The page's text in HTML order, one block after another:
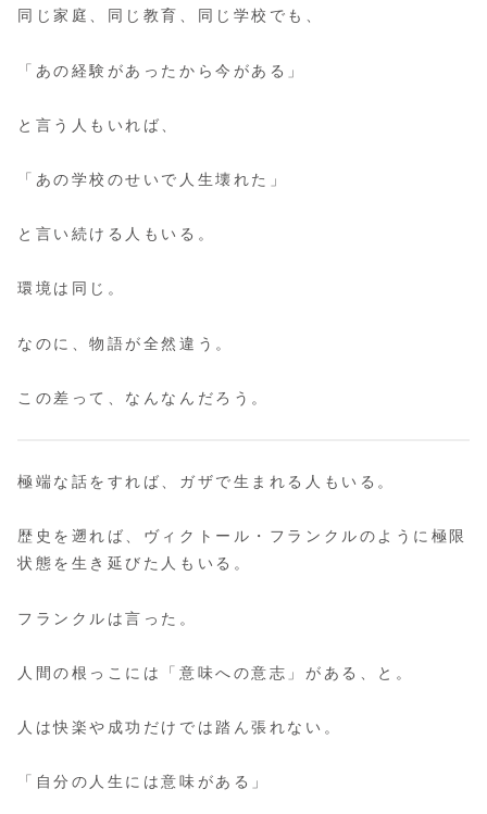
同じ家庭、同じ教育、同じ学校でも、
「あの経験があったから今がある」
と言う人もいれば、
「あの学校のせいで人生壊れた」
と言い続ける人もいる。
環境は同じ。
なのに、物語が全然違う。
この差って、なんなんだろう。
極端な話をすれば、ガザで生まれる人もいる。
歴史を遡れば、ヴィクトール・フランクルのように極限
状態を生き延びた人もいる。
フランクルは言った。
人間の根っこには「意味への意志」がある、と。
人は快楽や成功だけでは踏ん張れない。
「自分の人生には意味がある」